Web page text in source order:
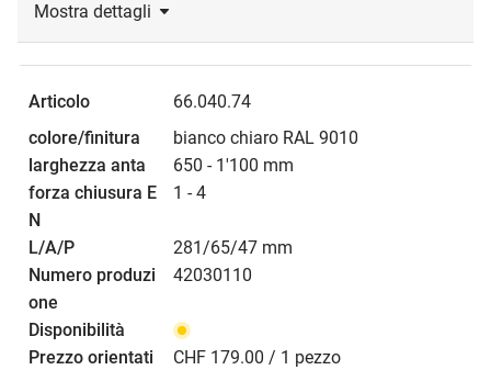
Mostra dettagli
66.040.74
bianco chiaro RAL 9010
650 - 1'100 mm
1 - 4
281/65/47 mm
42030110
CHF 179.00 / 1 pezzo